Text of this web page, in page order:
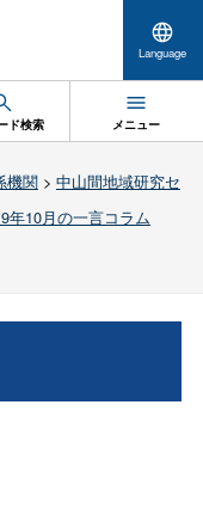
Language
ド検索 メニュー
機関> 中山間地域研究セ
年10月の一言コラム